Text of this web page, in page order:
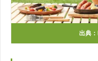
出典：